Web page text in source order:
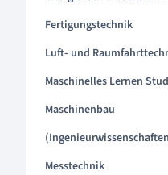
Fertigungstechnik
Luft- und
Maschinelles Lernen
Maschinenbau
Messtechnik